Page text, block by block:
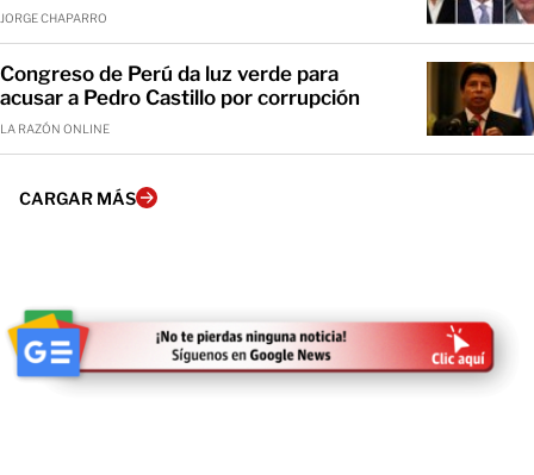
JORGE CHAPARRO
Congreso de Perú da luz verde para
acusar a Pedro Castillo por corrupción
LA RAZÓN ONLINE
CARGAR MÁS